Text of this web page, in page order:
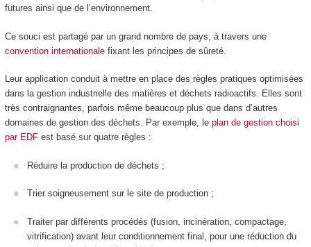
futures ainsi que de l’environnement.
Ce souci est partagé par un grand nombre de pays, à travers une
convention internationalefixant les principes de sûreté.
Leur application conduit à mettre en place des règles pratiques optimisées
dans la gestion industrielle des matières et déchets radioactifs. Elles sont
très contraignantes, parfois même beaucoup plus que dans d’autres
domaines de gestion des déchets. Par exemple, le plan de gestion choisi
par EDFest basé sur quatre règles :
Réduire la production de déchets ;
Trier soigneusement sur le site de production ;
Traiter par différents procédés (fusion, incinération, compactage,
vitrification) avant leur conditionnement final, pour une réduction du